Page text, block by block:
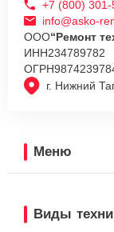
г. Нижний
+7 (800)
info@asko-
ООО“Ремонт
ИНН234789782
ОГРН
Меню
Виды